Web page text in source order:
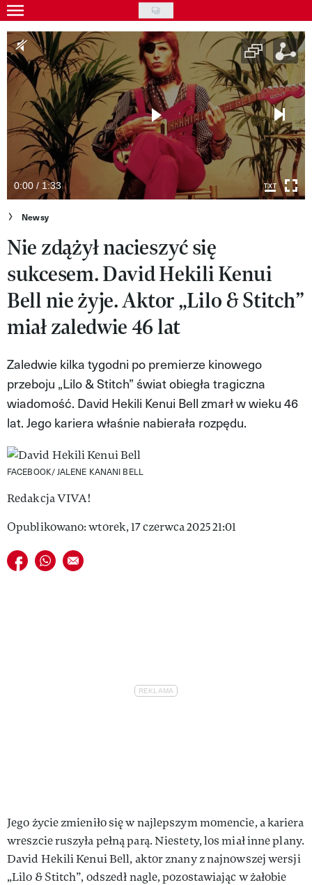
Skip
to
main
content
Gwiazdy
Ludzie
Moda
Uroda
Styl życia
Kultura
Wideo
Nasze akcje
VIVA!ART
VIVA!MODA
VIVA!LIFESTYLE
VIVA!MAN
VIVA!PEOPLE POWER
VIVA!ITAKA
MAGAZYN VIVA!
0:00 / 1:33
Newsy
Nie zdążył nacieszyć się
sukcesem. David Hekili Kenui
Bell nie żyje. Aktor „Lilo & Stitch”
miał zaledwie 46 lat
Zaledwie kilka tygodni po premierze kinowego
przeboju „Lilo & Stitch” świat obiegła tragiczna
wiadomość. David Hekili Kenui Bell zmarł w wieku 46
lat. Jego kariera właśnie nabierała rozpędu.
FACEBOOK/ JALENE KANANI BELL
Redakcja VIVA!
Opublikowano: wtorek, 17 czerwca 2025 21:01
Udostępnij na facebook
Udostępnij na whatsapp
E-mail do przyjaciela
Jego życie zmieniło się w najlepszym momencie, a kariera
wreszcie ruszyła pełną parą. Niestety, los miał inne plany.
David Hekili Kenui Bell, aktor znany z najnowszej wersji
„Lilo & Stitch”, odszedł nagle, pozostawiając w żałobie